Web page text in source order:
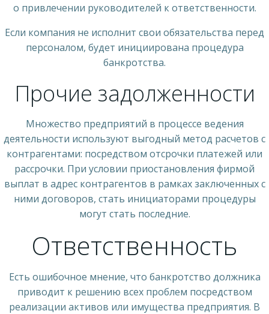
о привлечении руководителей к ответственности.
Если компания не исполнит свои обязательства перед
персоналом, будет инициирована процедура
банкротства.
Прочие задолженности
Множество предприятий в процессе ведения
деятельности используют выгодный метод расчетов с
контрагентами: посредством отсрочки платежей или
рассрочки. При условии приостановления фирмой
выплат в адрес контрагентов в рамках заключенных с
ними договоров, стать инициаторами процедуры
могут стать последние.
Ответственность
Есть ошибочное мнение, что банкротство должника
приводит к решению всех проблем посредством
реализации активов или имущества предприятия. В